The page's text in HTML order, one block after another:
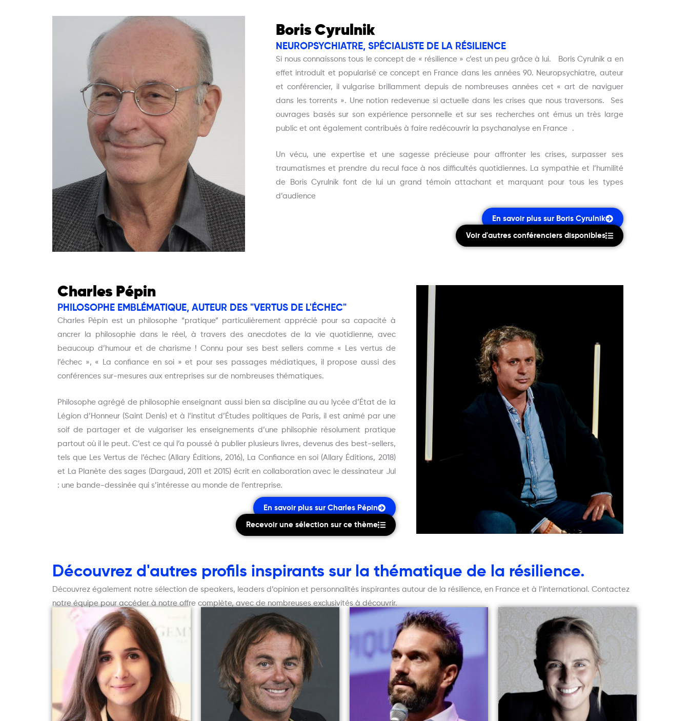
Boris Cyrulnik
NEUROPSYCHIATRE, SPÉCIALISTE DE LA RÉSILIENCE
Si nous connaissons tous le concept de « résilience » c’est un peu grâce à lui. Boris Cyrulnik a en
effet introduit et popularisé ce concept en France dans les années 90. Neuropsychiatre, auteur
et conférencier, il vulgarise brillamment depuis de nombreuses années cet « art de naviguer
dans les torrents ». Une notion redevenue si actuelle dans les crises que nous traversons. Ses
ouvrages basés sur son expérience personnelle et sur ses recherches ont émus un très large
public et ont également contribués à faire redécouvrir la psychanalyse en France .
Un vécu, une expertise et une sagesse précieuse pour affronter les crises, surpasser ses
traumatismes et prendre du recul face à nos difficultés quotidiennes. La sympathie et l’humilité
de Boris Cyrulnik font de lui un grand témoin attachant et marquant pour tous les types
d’audience
En savoir plus sur Boris Cyrulnik
Voir d'autres conférenciers disponibles
Charles Pépin
PHILOSOPHE EMBLÉMATIQUE, AUTEUR DES "VERTUS DE L'ÉCHEC"
Charles Pépin est un philosophe “pratique” particulièrement apprécié pour sa capacité à
ancrer la philosophie dans le réel, à travers des anecdotes de la vie quotidienne, avec
beaucoup d’humour et de charisme ! Connu pour ses best sellers comme « Les vertus de
l’échec », « La confiance en soi » et pour ses passages médiatiques, il propose aussi des
conférences sur-mesures aux entreprises sur de nombreuses thématiques.
Philosophe agrégé de philosophie enseignant aussi bien sa discipline au au lycée d’État de la
Légion d’Honneur (Saint Denis) et à l’institut d’Études politiques de Paris, il est animé par une
soif de partager et de vulgariser les enseignements d’une philsophie résolument pratique
partout où il le peut. C’est ce qui l’a poussé à publier plusieurs livres, devenus des best-sellers,
tels que Les Vertus de l’échec (Allary Éditions, 2016), La Confiance en soi (Allary Éditions, 2018)
et La Planète des sages (Dargaud, 2011 et 2015) écrit en collaboration avec le dessinateur Jul
: une bande-dessinée qui s’intéresse au monde de l’entreprise.
En savoir plus sur Charles Pépin
Recevoir une sélection sur ce thème
Découvrez d'autres profils inspirants sur la thématique de la résilience.
Découvrez également notre sélection de speakers, leaders d’opinion et personnalités inspirantes autour de la résilience, en France et à l’international. Contactez
notre équipe pour accéder à notre offre complète, avec de nombreuses exclusivités à découvrir.